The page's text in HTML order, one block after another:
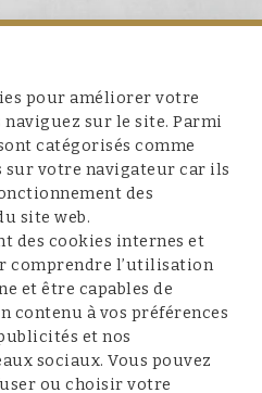
légales
pour améliorer votre
sur le site. Parmi
catégorisés comme
sur votre navigateur car ils
des
site web.
des cookies internes et
comprendre l’utilisation
et être capables de
contenu à vos préférences
et nos
sociaux. Vous pouvez
ou choisir votre